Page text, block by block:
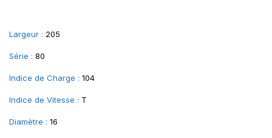
Largeur : 205
Série : 80
Indice de Charge : 104
Indice de Vitesse : T
Diamètre : 16